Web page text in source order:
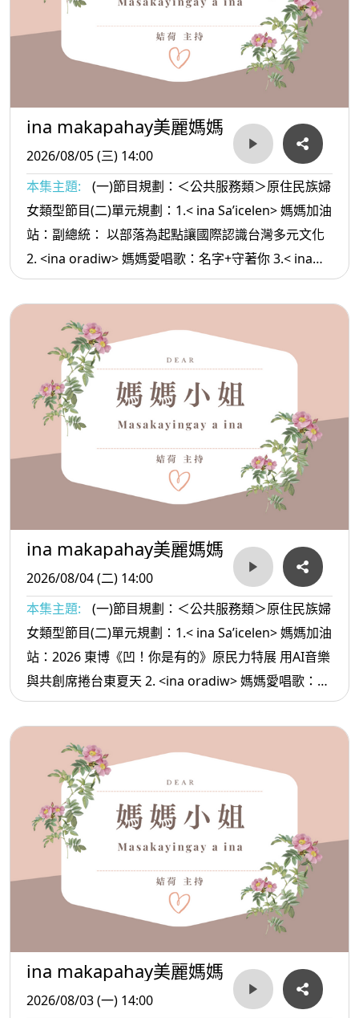
ina makapahay美麗媽媽
2026/08/05 (三) 14:00
本集主題:
(一)節目規劃：＜公共服務類＞原住民族婦
女類型節目(二)單元規劃：1.< ina Sa’icelen> 媽媽加油
站：副總統： 以部落為起點讓國際認識台灣多元文化
2. <ina oradiw> 媽媽愛唱歌：名字+守著你 3.< ina
Masa’sa >媽媽放輕鬆:當你越來越順利時
ina makapahay美麗媽媽
2026/08/04 (二) 14:00
本集主題:
(一)節目規劃：＜公共服務類＞原住民族婦
女類型節目(二)單元規劃：1.< ina Sa’icelen> 媽媽加油
站：2026 東博《凹！你是有的》原民力特展 用AI音樂
與共創席捲台東夏天 2. <ina oradiw> 媽媽愛唱歌：你
是誰的孩子+聚會歌 3.< ina Masa’sa >媽媽放輕鬆:夫
妻之間對話很重要
ina makapahay美麗媽媽
2026/08/03 (一) 14:00